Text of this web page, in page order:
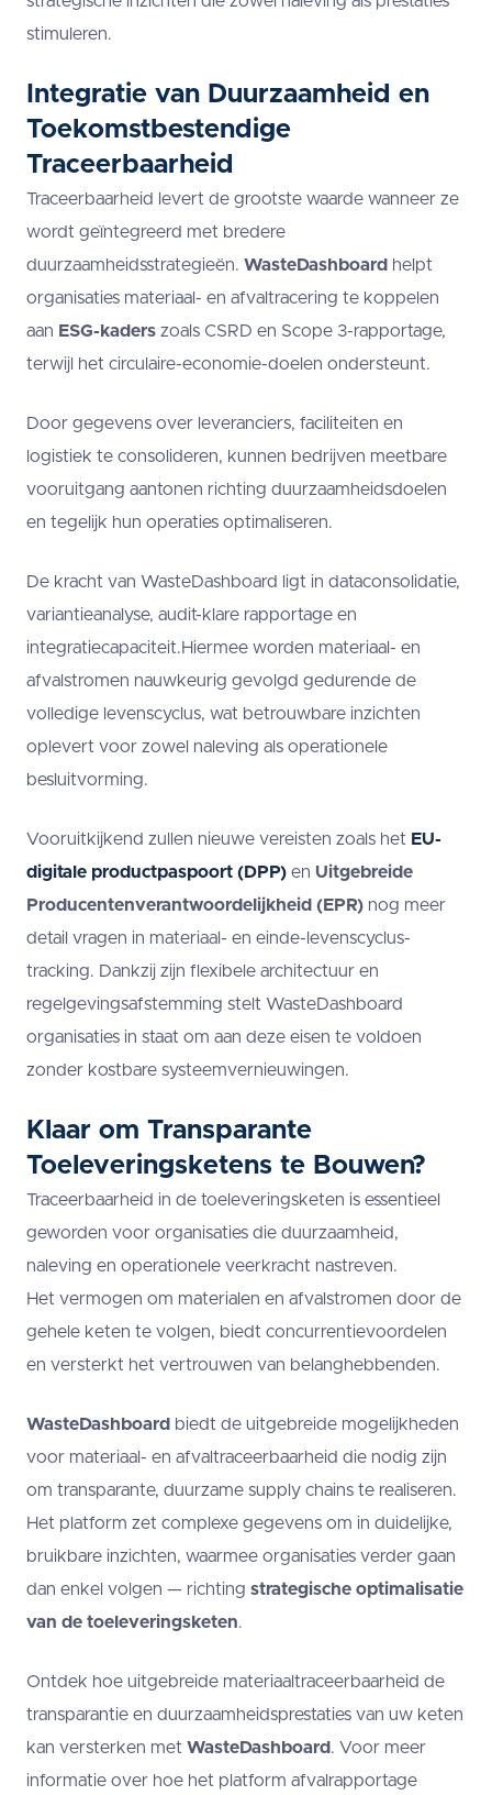
stimuleren.
Integratie van Duurzaamheid en
Toekomstbestendige
Traceerbaarheid
Traceerbaarheid levert de grootste waarde wanneer ze
wordt geïntegreerd met bredere
duurzaamheidsstrategieën. WasteDashboard helpt
organisaties materiaal- en afvaltracering te koppelen
aan ESG-kaders zoals CSRD en Scope 3-rapportage,
terwijl het circulaire-economie-doelen ondersteunt.
Door gegevens over leveranciers, faciliteiten en
logistiek te consolideren, kunnen bedrijven meetbare
vooruitgang aantonen richting duurzaamheidsdoelen
en tegelijk hun operaties optimaliseren.
De kracht van WasteDashboard ligt in dataconsolidatie,
variantieanalyse, audit-klare rapportage en
integratiecapaciteit.Hiermee worden materiaal- en
afvalstromen nauwkeurig gevolgd gedurende de
volledige levenscyclus, wat betrouwbare inzichten
oplevert voor zowel naleving als operationele
besluitvorming.
Vooruitkijkend zullen nieuwe vereisten zoals het EU-
digitale productpaspoort (DPP) en Uitgebreide
Producentenverantwoordelijkheid (EPR) nog meer
detail vragen in materiaal- en einde-levenscyclus-
tracking. Dankzij zijn flexibele architectuur en
regelgevingsafstemming stelt WasteDashboard
organisaties in staat om aan deze eisen te voldoen
zonder kostbare systeemvernieuwingen.
Klaar om Transparante
Toeleveringsketens te Bouwen?
Traceerbaarheid in de toeleveringsketen is essentieel
geworden voor organisaties die duurzaamheid,
naleving en operationele veerkracht nastreven.
Het vermogen om materialen en afvalstromen door de
gehele keten te volgen, biedt concurrentievoordelen
en versterkt het vertrouwen van belanghebbenden.
WasteDashboard biedt de uitgebreide mogelijkheden
voor materiaal- en afvaltraceerbaarheid die nodig zijn
om transparante, duurzame supply chains te realiseren.
Het platform zet complexe gegevens om in duidelijke,
bruikbare inzichten, waarmee organisaties verder gaan
dan enkel volgen — richting strategische optimalisatie
van de toeleveringsketen.
Ontdek hoe uitgebreide materiaaltraceerbaarheid de
transparantie en duurzaamheidsprestaties van uw keten
kan versterken met WasteDashboard. Voor meer
informatie over hoe het platform afvalrapportage